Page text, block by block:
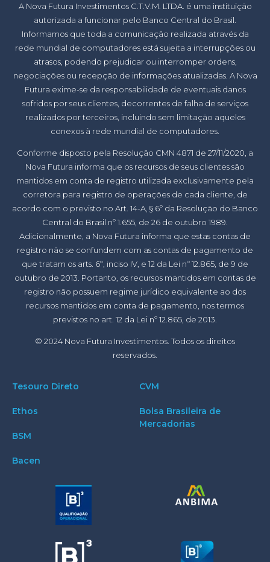
A Nova Futura Investimentos C.T.V.M. LTDA. é uma instituição
autorizada a funcionar pelo Banco Central do Brasil.
Informamos que toda a comunicação realizada através da
rede mundial de computadores está sujeita a interrupções ou
atrasos, podendo prejudicar ou interromper ordens,
negociações ou recepção de informações atualizadas. A Nova
Futura exime-se da responsabilidade de eventuais danos
sofridos por seus clientes, decorrentes de falha de serviços
realizados por terceiros, incluindo sem limitação aqueles
conexos à rede mundial de computadores.
Conforme disposto pela Resolução CMN 4871 de 27/11/2020, a
Nova Futura informa que os recursos de seus clientes são
mantidos em conta de registro utilizada exclusivamente pela
corretora para registro de operações de cada cliente, de
acordo com o previsto no Art. 14-A, § 6º da Resolução do Banco
Central do Brasil nº 1.655, de 26 de outubro 1989.
Adicionalmente, a Nova Futura informa que estas contas de
registro não se confundem com as contas de pagamento de
que tratam os arts. 6º, inciso IV, e 12 da Lei nº 12.865, de 9 de
outubro de 2013. Portanto, os recursos mantidos em contas de
registro não possuem regime jurídico equivalente ao dos
recursos mantidos em conta de pagamento, nos termos
previstos no art. 12 da Lei nº 12.865, de 2013.
© 2024 Nova Futura Investimentos. Todos os direitos
reservados.
Tesouro Direto
Ethos
BSM
Bacen
CVM
Bolsa Brasileira de
Mercadorias